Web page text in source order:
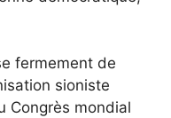
fermement de
sioniste
Congrès mondial